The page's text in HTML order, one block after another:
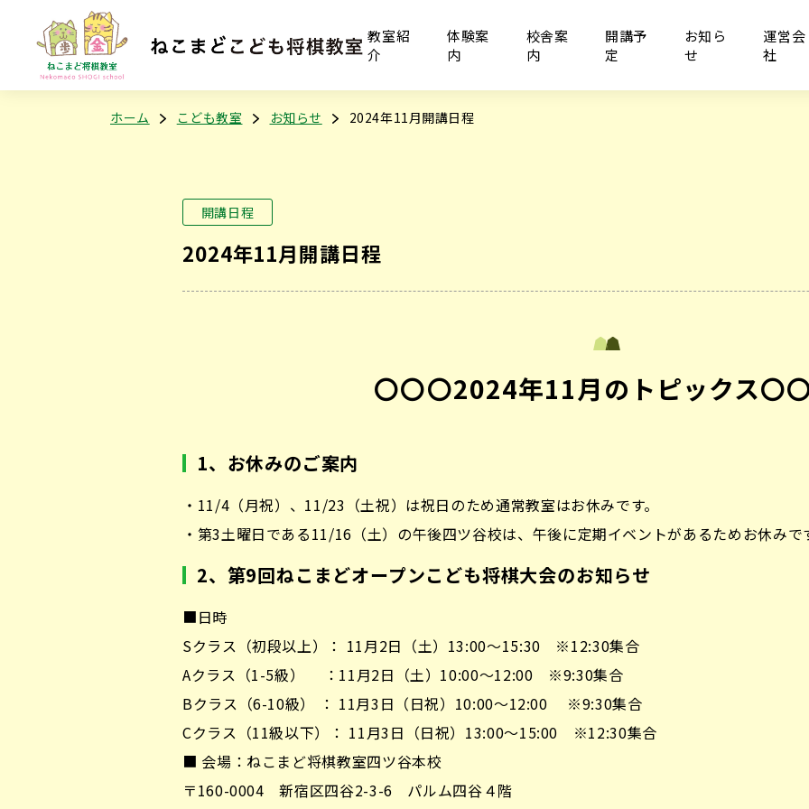
教室紹
介
体験案
内
校舎案
内
開講予
定
お知ら
せ
運営会
社
ホーム こども教室 お知らせ 2024年11月開講日程
開講日程
2024年11月開講日程
〇〇〇2024年11月のトピックス〇
1、 お休みのご案内
・11/4（月祝）、11/23（土祝）は祝日のため通常教室はお休みです。
・第3土曜日である11/16（土）の午後四ツ谷校は、午後に定期イベントがあるためお休みで
2、第9回ねこまどオープンこども将棋大会のお知らせ
■日時
Sクラス（初段以上）： 11月2日（土）13:00～15:30 ※12:30集合
Aクラス（1-5級） ：11月2日（土）10:00～12:00 ※9:30集合
Bクラス（6-10級） ： 11月3日（日祝）10:00～12:00 ※9:30集合
Cクラス（11級以下）： 11月3日（日祝）13:00～15:00 ※12:30集合
■ 会場：ねこまど将棋教室四ツ谷本校
〒160-0004 新宿区四谷2-3-6 パルム四谷４階